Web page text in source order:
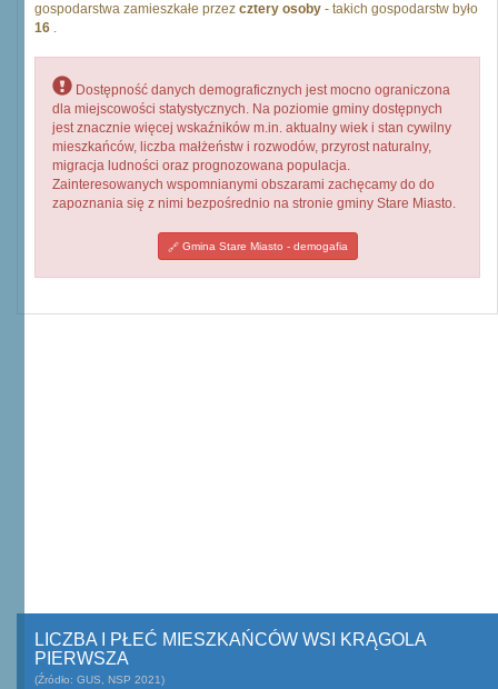
gospodarstwa zamieszkałe przez cztery osoby - takich gospodarstw było
16 .
Dostępność danych demograficznych jest mocno ograniczona
dla miejscowości statystycznych. Na poziomie gminy dostępnych
jest znacznie więcej wskaźników m.in. aktualny wiek i stan cywilny
mieszkańców, liczba małżeństw i rozwodów, przyrost naturalny,
migracja ludności oraz prognozowana populacja.
Zainteresowanych wspomnianymi obszarami zachęcamy do do
zapoznania się z nimi bezpośrednio na stronie gminy Stare Miasto.
Gmina Stare Miasto - demogafia
LICZBA I PŁEĆ MIESZKAŃCÓW WSI KRĄGOLA
PIERWSZA
(Źródło: GUS, NSP 2021)